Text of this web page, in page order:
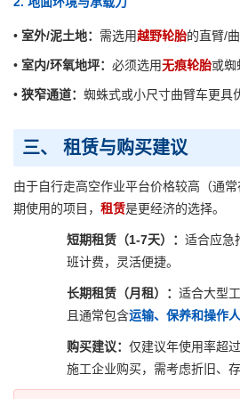
• 室外/泥土地： 需选用越野轮胎的直臂/
• 室内/环氧地坪： 必须选用无痕轮胎或蜘
• 狭窄通道： 蜘蛛式或小尺寸曲臂车更具
三、 租赁与购买建议
由于自行走高空作业平台价格较高（通
期使用的项目， 租赁是更经济的选择。
短期租赁（1-7天）： 适合应急
班计费，灵活便捷。
长期租赁（月租）： 适合大型
且通常包含运输、保养和操作
购买建议： 仅建议年使用率超
施工企业购买，需考虑折旧、